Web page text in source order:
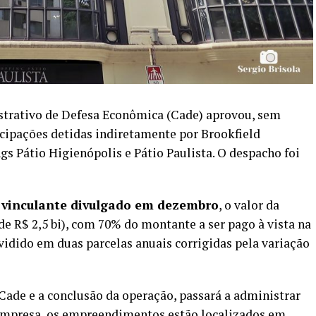
de Defesa Econômica (Cade) aprovou, sem
detidas indiretamente por Brookfield
Pátio Higienópolis e Pátio Paulista. O despacho foi
divulgado em dezembro, o valor da
R$ 2,5 bi), com 70% do montante a ser pago à vista na
em duas parcelas anuais corrigidas pela variação
e a conclusão da operação, passará a administrar